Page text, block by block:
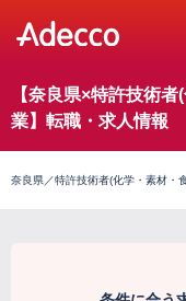
【奈良県×特許技術
業】転職・求人情報
奈良県／特許技術者(化学・素材・